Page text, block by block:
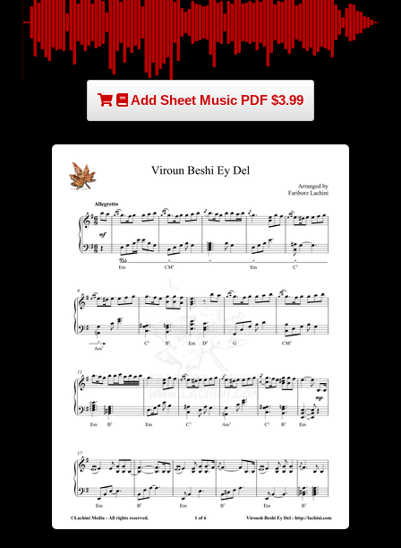
Add Sheet Music PDF $3.99